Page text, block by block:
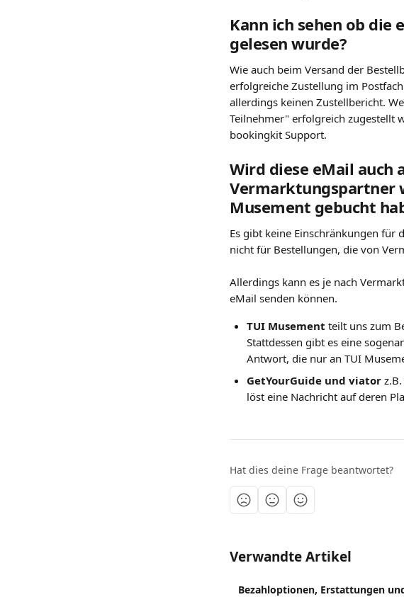
Kann ich sehen ob die
gelesen wurde?
Wie auch beim Versand der
erfolgreiche Zustellung im
allerdings keinen Zustellbericht.
Teilnehmer" erfolgreich zugestellt
bookingkit Support.
Wird diese eMail auch
Vermarktungspartner
Musement gebucht
Es gibt keine Einschränkungen für
nicht für Bestellungen, die von
Allerdings kann es je nach
eMail senden können.
TUI Musement teilt uns zum
Stattdessen gibt es eine
Antwort, die nur an TUI
GetYourGuide und viator
löst eine Nachricht auf deren
Hat dies deine Frage beantwortet?
Verwandte Artikel
Bezahloptionen, Erstattungen